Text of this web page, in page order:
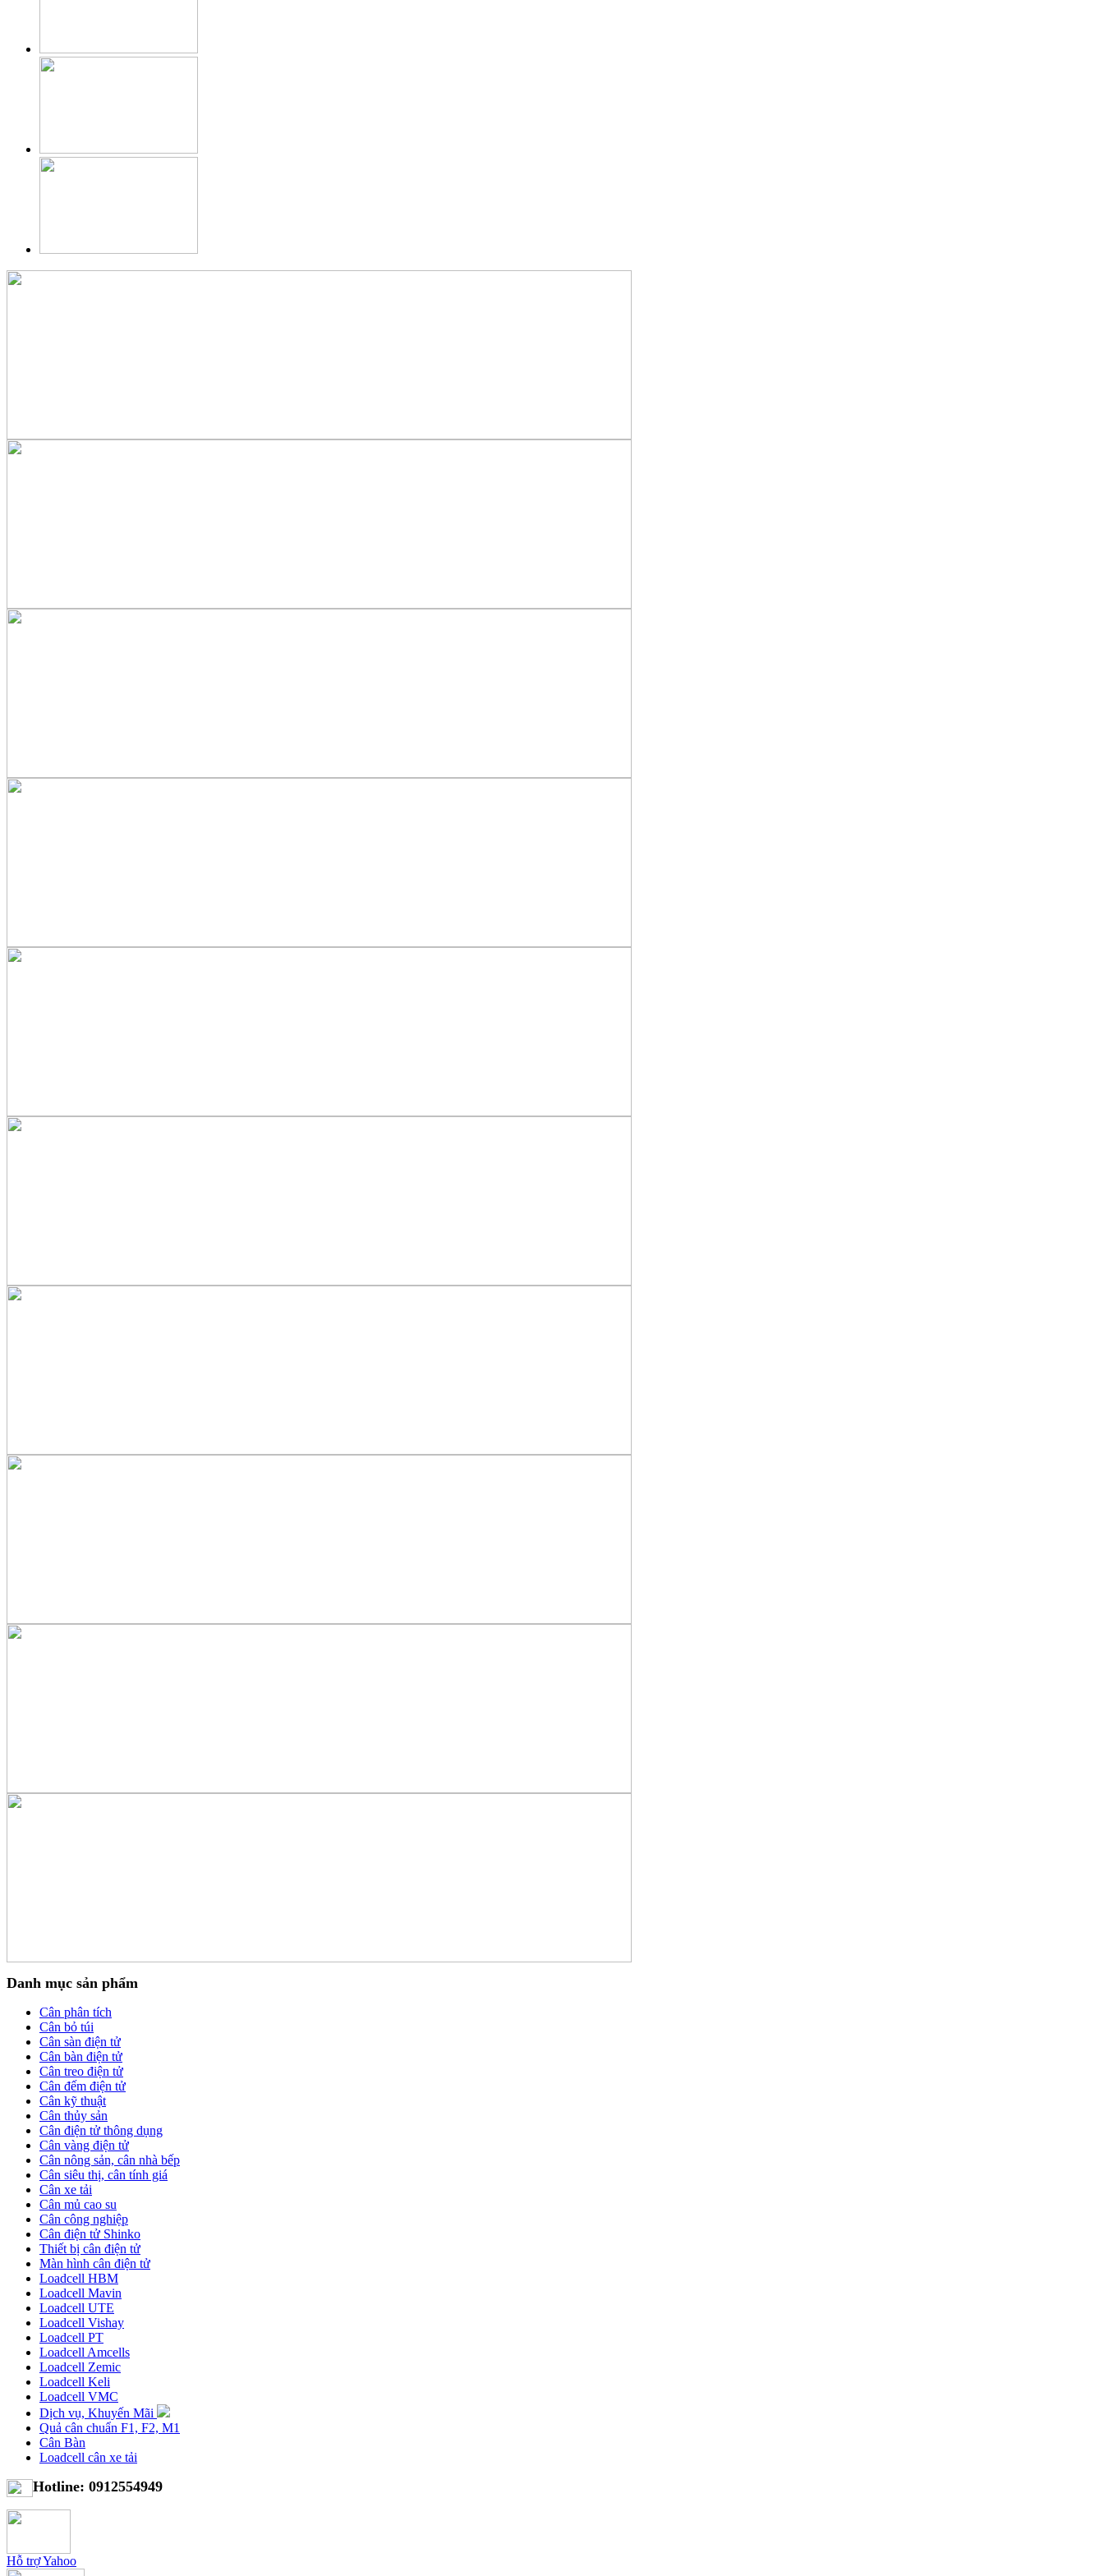
Danh mục sản phẩm
Cân phân tích
Cân bỏ túi
Cân sàn điện tử
Cân bàn điện tử
Cân treo điện tử
Cân đếm điện tử
Cân kỹ thuật
Cân thủy sản
Cân điện tử thông dụng
Cân vàng điện tử
Cân nông sản, cân nhà bếp
Cân siêu thị, cân tính giá
Cân xe tải
Cân mủ cao su
Cân công nghiệp
Cân điện tử Shinko
Thiết bị cân điện tử
Màn hình cân điện tử
Loadcell HBM
Loadcell Mavin
Loadcell UTE
Loadcell Vishay
Loadcell PT
Loadcell Amcells
Loadcell Zemic
Loadcell Keli
Loadcell VMC
Dịch vụ, Khuyến Mãi
Quả cân chuẩn F1, F2, M1
Cân Bàn
Loadcell cân xe tải
Hotline: 0912554949
Hỗ trợ Yahoo